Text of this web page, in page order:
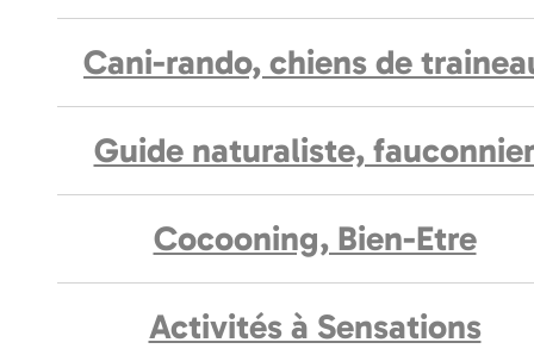
Cani-rando, chiens de
Guide naturaliste,
Cocooning, Bien-Etre
Activités à Sensations